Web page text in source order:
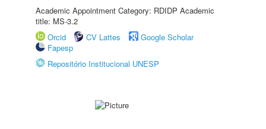
Academic Appointment Category: RDIDP Academic
title: MS-3.2
Orcid
CV Lattes
Google Scholar
Fapesp
Repositório Institucional UNESP